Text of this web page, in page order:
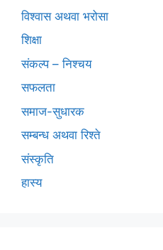
विश्वास अथवा भरोसा
शिक्षा
संकल्प – निश्चय
सफलता
समाज-सुधारक
सम्बन्ध अथवा रिश्ते
संस्कृति
हास्य